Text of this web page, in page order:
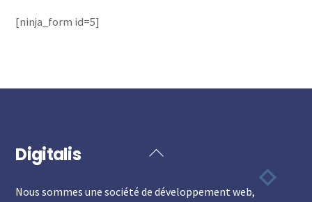
[ninja_form id=5]
Back
Top
Digitalis
Nous sommes une société de développement web,